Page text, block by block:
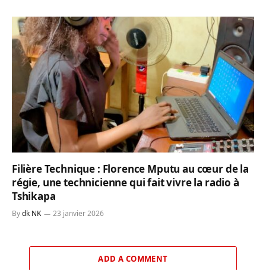
Filière Technique : Florence Mputu au cœur de la
régie, une technicienne qui fait vivre la radio à
Tshikapa
Bydk NK 23 janvier 2026
ADD A COMMENT